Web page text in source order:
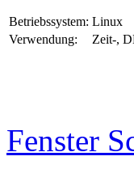
Betriebssystem: Linux
Verwendung:
Zeit-,
Fenster